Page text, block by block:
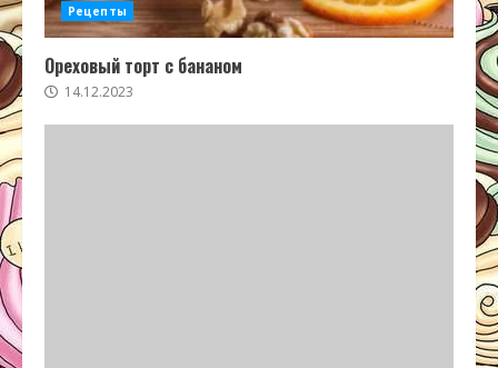
Рецепты
Ореховый торт с бананом
14.12.2023